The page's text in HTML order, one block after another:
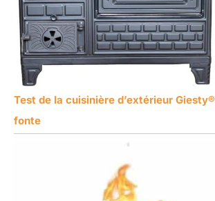
Test de la cuisinière d’extérieur
fonte